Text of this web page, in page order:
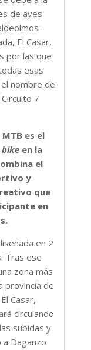
de aves
El Casar,
por las que
esas
nombre de
7
es el
en la
el
y
que
en
en 2
Tras ese
zona más
provincia de
Casar,
circulando
subidas y
a Daganzo